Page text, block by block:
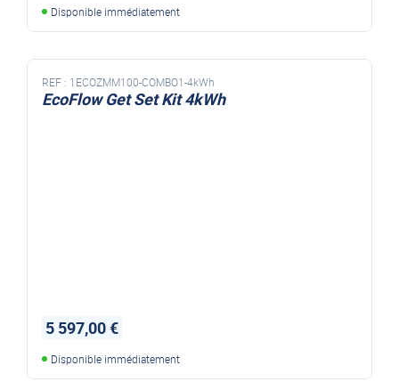
Disponible immédiatement
REF : 1ECOZMM100-COMBO1-4kWh
EcoFlow Get Set Kit 4kWh
5 597,00 €
Disponible immédiatement